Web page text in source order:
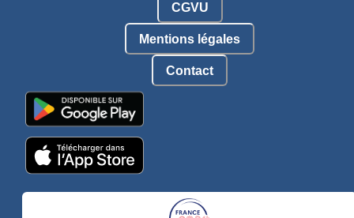
CGVU
Mentions légales
Contact